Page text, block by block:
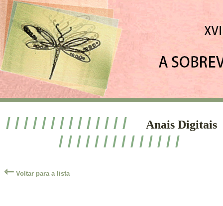
/ / / / / / / / / / / / / / Anais Digitais
/ / / / / / / / / / / / / /
⇽ Voltar para a lista